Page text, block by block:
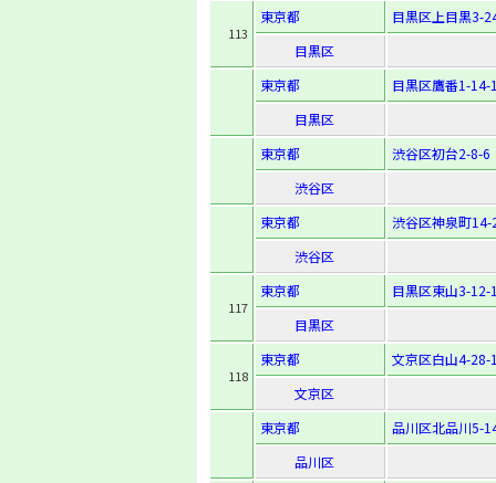
113
東京都
目黒区上目黒3-
目黒区
東京都
目黒区鷹番1-14-
目黒区
東京都
渋谷区初台2-8-6
渋谷区
東京都
渋谷区神泉町14-
渋谷区
117
東京都
目黒区東山3-12-
目黒区
118
東京都
文京区白山4-28-
文京区
東京都
品川区北品川5-
品川区